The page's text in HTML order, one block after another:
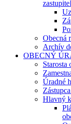
Obecná
Archív
OBECNÝ
Starosta
Úradné
Hlavný